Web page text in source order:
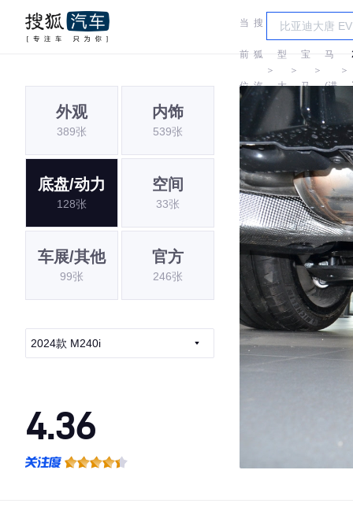
当
前
位
搜
狐
汽
＞
车
型
大
＞
宝
马
＞
宝
马
(进
口)
＞
外观
389张
内饰
539张
底盘/动力
128张
空间
33张
车展/其他
99张
官方
246张
2024款 M240i
4.36